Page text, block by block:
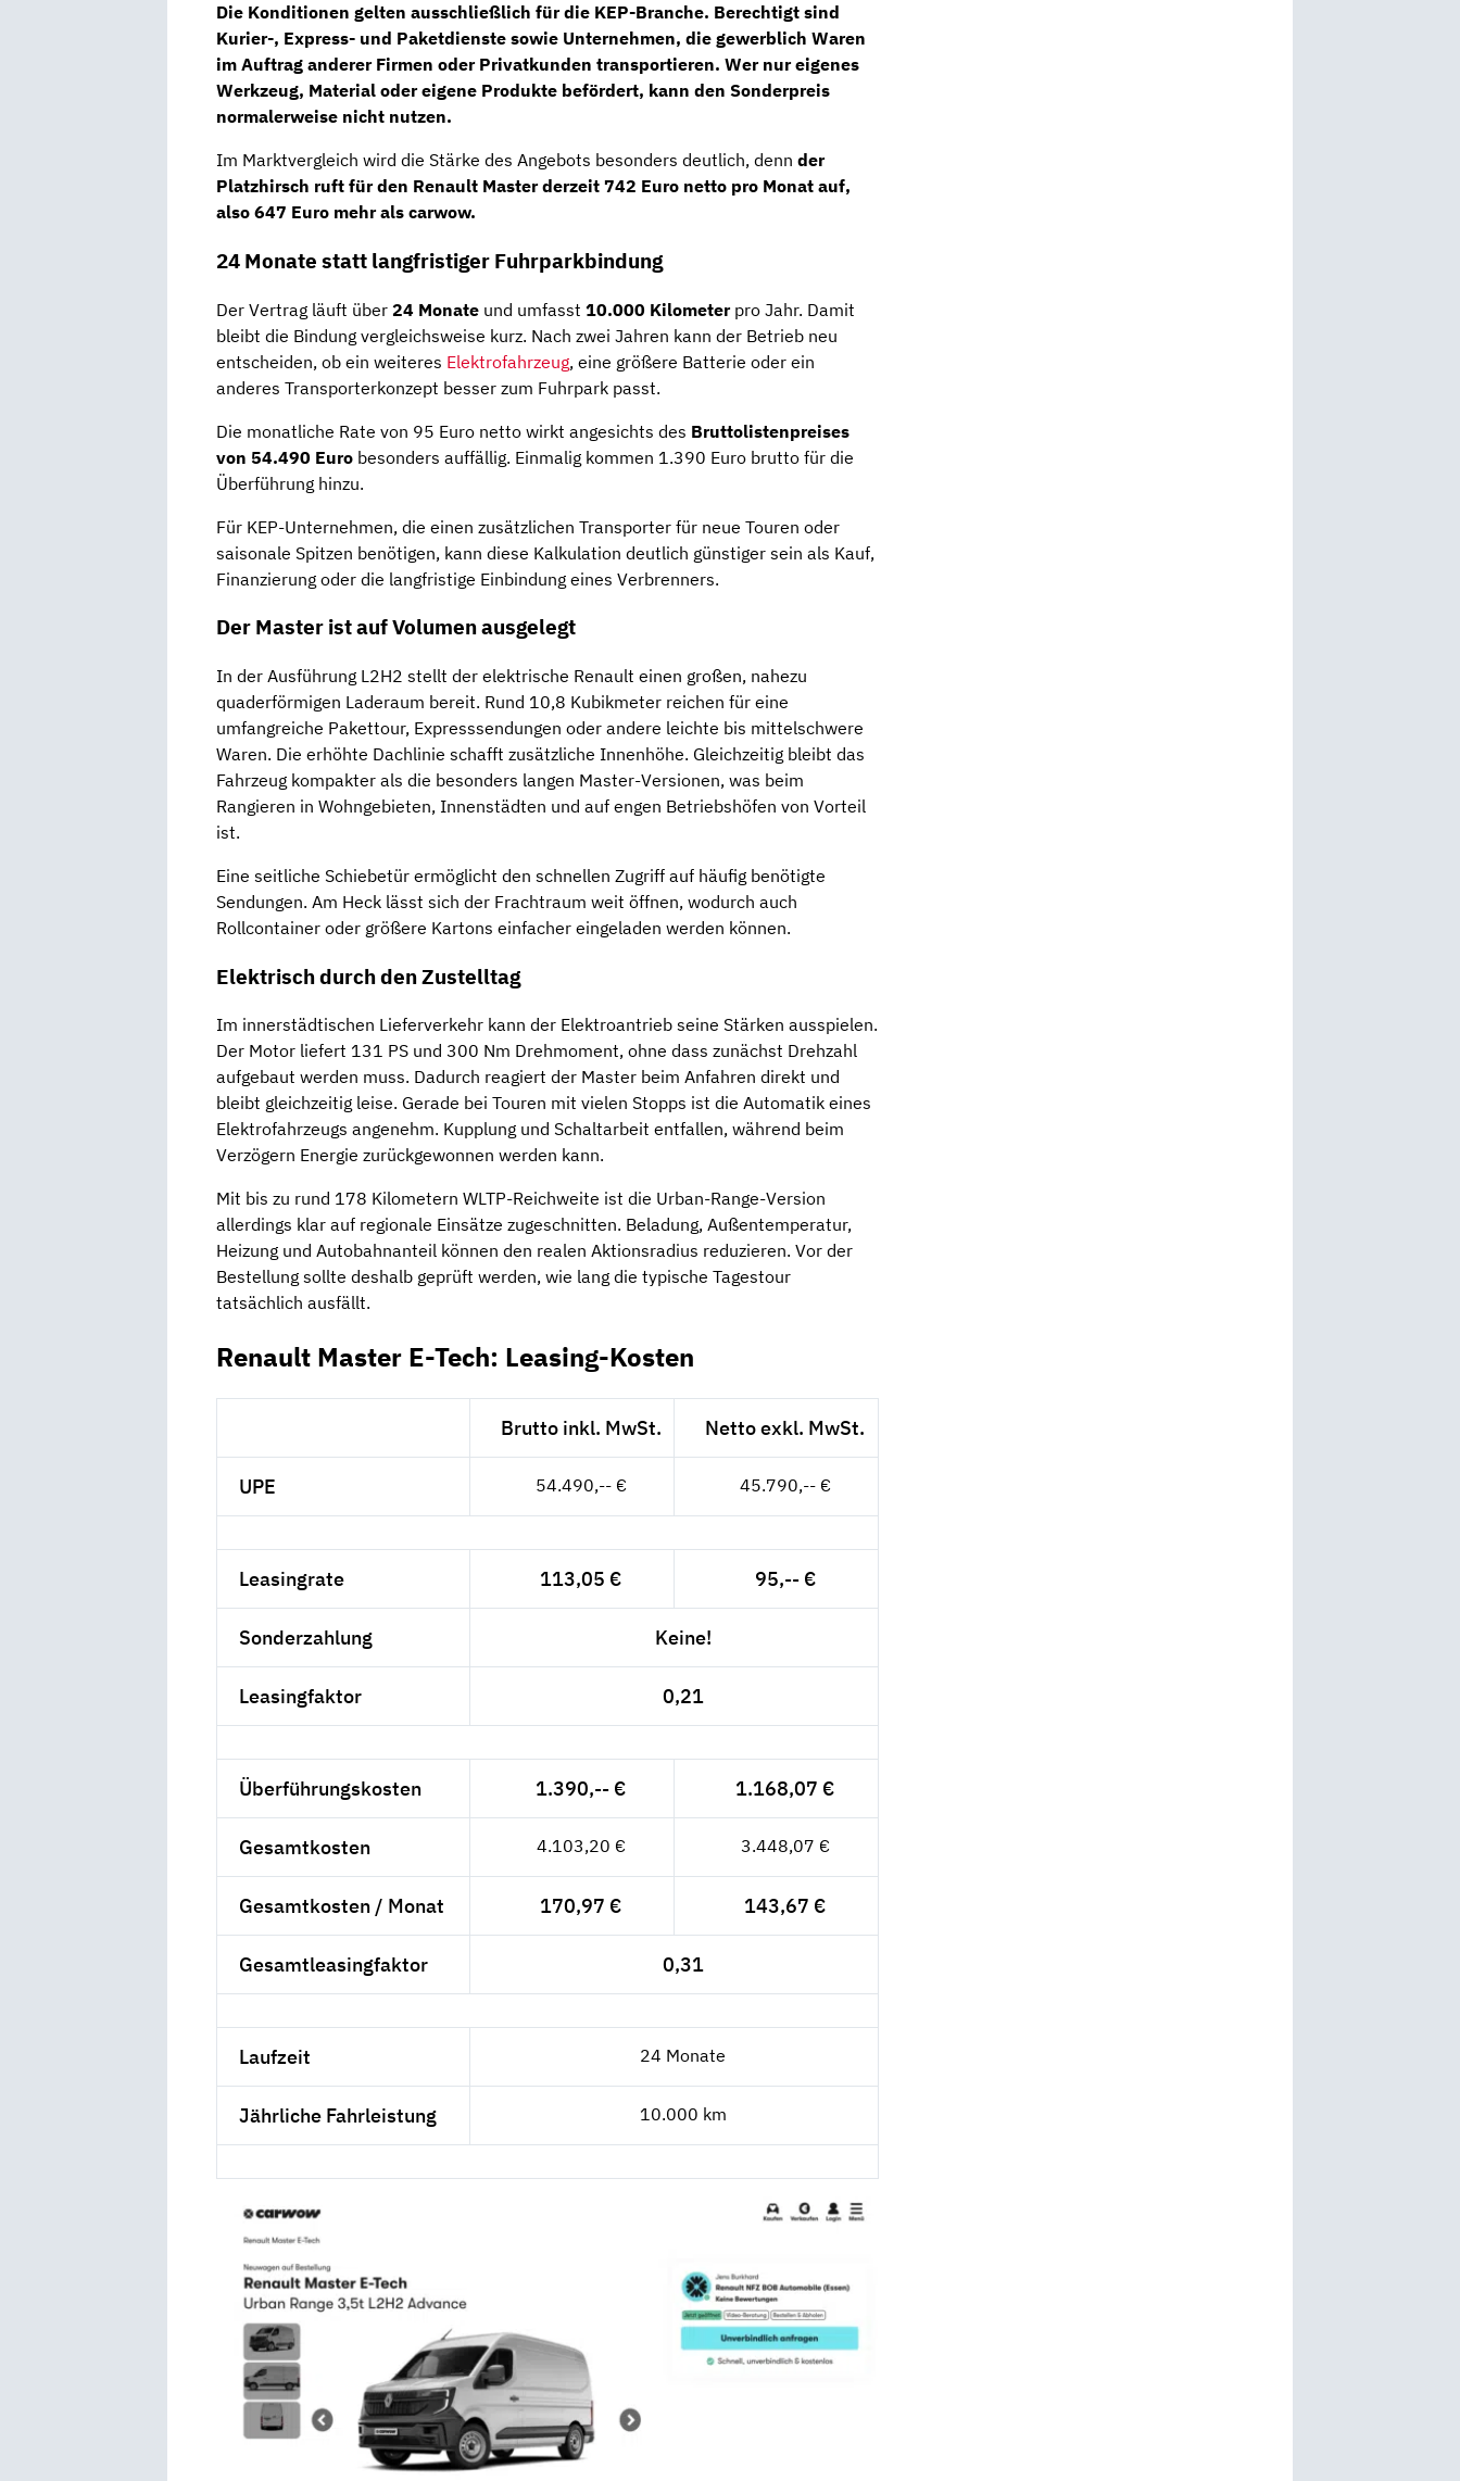
Die Konditionen gelten ausschließlich für die KEP-Branche. Berechtigt sind
Kurier-, Express- und Paketdienste sowie Unternehmen, die gewerblich Waren
im Auftrag anderer Firmen oder Privatkunden transportieren. Wer nur eigenes
Werkzeug, Material oder eigene Produkte befördert, kann den Sonderpreis
normalerweise nicht nutzen.
Im Marktvergleich wird die Stärke des Angebots besonders deutlich, denn der
Platzhirsch ruft für den Renault Master derzeit 742 Euro netto pro Monat auf,
also 647 Euro mehr als carwow.
24 Monate statt langfristiger Fuhrparkbindung
Der Vertrag läuft über 24 Monate und umfasst 10.000 Kilometerpro Jahr. Damit
bleibt die Bindung vergleichsweise kurz. Nach zwei Jahren kann der Betrieb neu
entscheiden, ob ein weiteres Elektrofahrzeug, eine größere Batterie oder ein
anderes Transporterkonzept besser zum Fuhrpark passt.
Die monatliche Rate von 95 Euro netto wirkt angesichts des Bruttolistenpreises
von 54.490 Euro besonders auffällig. Einmalig kommen 1.390 Euro brutto für die
Überführung hinzu.
Für KEP-Unternehmen, die einen zusätzlichen Transporter für neue Touren oder
saisonale Spitzen benötigen, kann diese Kalkulation deutlich günstiger sein als Kauf,
Finanzierung oder die langfristige Einbindung eines Verbrenners.
Der Master ist auf Volumen ausgelegt
In der Ausführung L2H2 stellt der elektrische Renault einen großen, nahezu
quaderförmigen Laderaum bereit. Rund 10,8 Kubikmeter reichen für eine
umfangreiche Pakettour, Expresssendungen oder andere leichte bis mittelschwere
Waren. Die erhöhte Dachlinie schafft zusätzliche Innenhöhe. Gleichzeitig bleibt das
Fahrzeug kompakter als die besonders langen Master-Versionen, was beim
Rangieren in Wohngebieten, Innenstädten und auf engen Betriebshöfen von Vorteil
ist.
Eine seitliche Schiebetür ermöglicht den schnellen Zugriff auf häufig benötigte
Sendungen. Am Heck lässt sich der Frachtraum weit öffnen, wodurch auch
Rollcontainer oder größere Kartons einfacher eingeladen werden können.
Elektrisch durch den Zustelltag
Im innerstädtischen Lieferverkehr kann der Elektroantrieb seine Stärken ausspielen.
Der Motor liefert 131 PS und 300 Nm Drehmoment, ohne dass zunächst Drehzahl
aufgebaut werden muss. Dadurch reagiert der Master beim Anfahren direkt und
bleibt gleichzeitig leise. Gerade bei Touren mit vielen Stopps ist die Automatik eines
Elektrofahrzeugs angenehm. Kupplung und Schaltarbeit entfallen, während beim
Verzögern Energie zurückgewonnen werden kann.
Mit bis zu rund 178 Kilometern WLTP-Reichweite ist die Urban-Range-Version
allerdings klar auf regionale Einsätze zugeschnitten. Beladung, Außentemperatur,
Heizung und Autobahnanteil können den realen Aktionsradius reduzieren. Vor der
Bestellung sollte deshalb geprüft werden, wie lang die typische Tagestour
tatsächlich ausfällt.
Renault Master E-Tech: Leasing-Kosten
Brutto inkl. MwSt. Netto exkl. MwSt.
UPE 54.490,-- € 45.790,-- €
Leasingrate 113,05 € 95,-- €
Sonderzahlung Keine!
Leasingfaktor 0,21
Überführungskosten 1.390,-- € 1.168,07 €
Gesamtkosten 4.103,20 € 3.448,07 €
Gesamtkosten / Monat 170,97 € 143,67 €
Gesamtleasingfaktor 0,31
Laufzeit 24 Monate
Jährliche Fahrleistung 10.000 km